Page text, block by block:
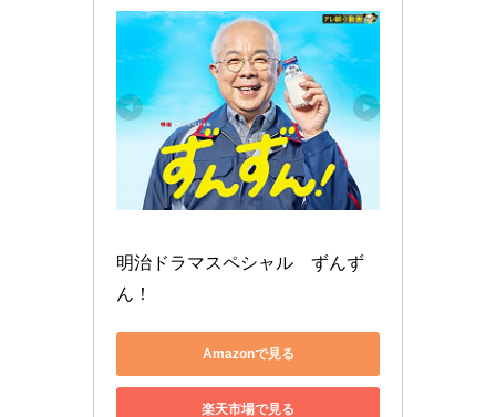
明治ドラマスペシャル　ずんず
ん！
Amazonで見る
楽天市場で見る